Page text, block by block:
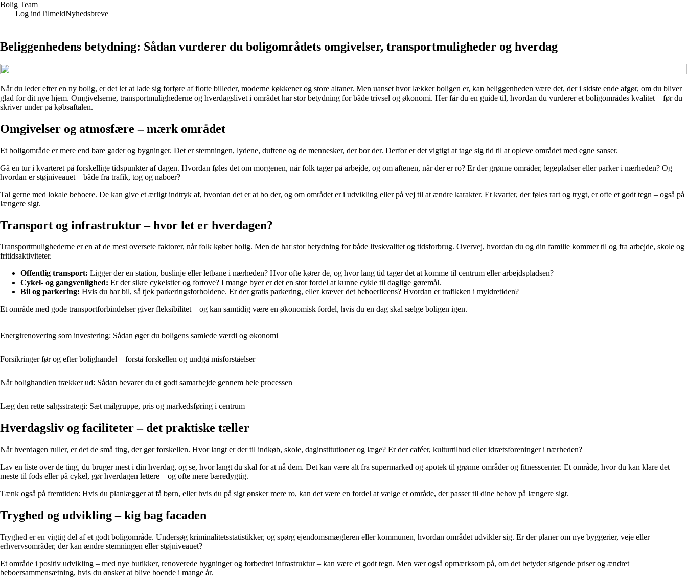
Bolig Team
Log indTilmeldNyhedsbreve
Beliggenhedens betydning: Sådan vurderer du boligområdets omgivelser, transportmuligheder og hverdag
Når du leder efter en ny bolig, er det let at lade sig forføre af flotte billeder, moderne køkkener og store altaner. Men uanset hvor lækker boligen er, kan beliggenheden være det, der i sidste ende afgør, om du bliver
glad for dit nye hjem. Omgivelserne, transportmulighederne og hverdagslivet i området har stor betydning for både trivsel og økonomi. Her får du en guide til, hvordan du vurderer et boligområdes kvalitet – før du
skriver under på købsaftalen.
Omgivelser og atmosfære – mærk området
Et boligområde er mere end bare gader og bygninger. Det er stemningen, lydene, duftene og de mennesker, der bor der. Derfor er det vigtigt at tage sig tid til at opleve området med egne sanser.
Gå en tur i kvarteret på forskellige tidspunkter af dagen. Hvordan føles det om morgenen, når folk tager på arbejde, og om aftenen, når der er ro? Er der grønne områder, legepladser eller parker i nærheden? Og
hvordan er støjniveauet – både fra trafik, tog og naboer?
Tal gerne med lokale beboere. De kan give et ærligt indtryk af, hvordan det er at bo der, og om området er i udvikling eller på vej til at ændre karakter. Et kvarter, der føles rart og trygt, er ofte et godt tegn – også på
længere sigt.
Transport og infrastruktur – hvor let er hverdagen?
Transportmulighederne er en af de mest oversete faktorer, når folk køber bolig. Men de har stor betydning for både livskvalitet og tidsforbrug. Overvej, hvordan du og din familie kommer til og fra arbejde, skole og
fritidsaktiviteter.
Offentlig transport: Ligger der en station, buslinje eller letbane i nærheden? Hvor ofte kører de, og hvor lang tid tager det at komme til centrum eller arbejdspladsen?
Cykel- og gangvenlighed: Er der sikre cykelstier og fortove? I mange byer er det en stor fordel at kunne cykle til daglige gøremål.
Bil og parkering: Hvis du har bil, så tjek parkeringsforholdene. Er der gratis parkering, eller kræver det beboerlicens? Hvordan er trafikken i myldretiden?
Et område med gode transportforbindelser giver fleksibilitet – og kan samtidig være en økonomisk fordel, hvis du en dag skal sælge boligen igen.
Energirenovering som investering: Sådan øger du boligens samlede værdi og økonomi
Forsikringer før og efter bolighandel – forstå forskellen og undgå misforståelser
Når bolighandlen trækker ud: Sådan bevarer du et godt samarbejde gennem hele processen
Læg den rette salgsstrategi: Sæt målgruppe, pris og markedsføring i centrum
Hverdagsliv og faciliteter – det praktiske tæller
Når hverdagen ruller, er det de små ting, der gør forskellen. Hvor langt er der til indkøb, skole, daginstitutioner og læge? Er der caféer, kulturtilbud eller idrætsforeninger i nærheden?
Lav en liste over de ting, du bruger mest i din hverdag, og se, hvor langt du skal for at nå dem. Det kan være alt fra supermarked og apotek til grønne områder og fitnesscenter. Et område, hvor du kan klare det
meste til fods eller på cykel, gør hverdagen lettere – og ofte mere bæredygtig.
Tænk også på fremtiden: Hvis du planlægger at få børn, eller hvis du på sigt ønsker mere ro, kan det være en fordel at vælge et område, der passer til dine behov på længere sigt.
Tryghed og udvikling – kig bag facaden
Tryghed er en vigtig del af et godt boligområde. Undersøg kriminalitetsstatistikker, og spørg ejendomsmægleren eller kommunen, hvordan området udvikler sig. Er der planer om nye byggerier, veje eller
erhvervsområder, der kan ændre stemningen eller støjniveauet?
Et område i positiv udvikling – med nye butikker, renoverede bygninger og forbedret infrastruktur – kan være et godt tegn. Men vær også opmærksom på, om det betyder stigende priser og ændret
beboersammensætning, hvis du ønsker at blive boende i mange år.